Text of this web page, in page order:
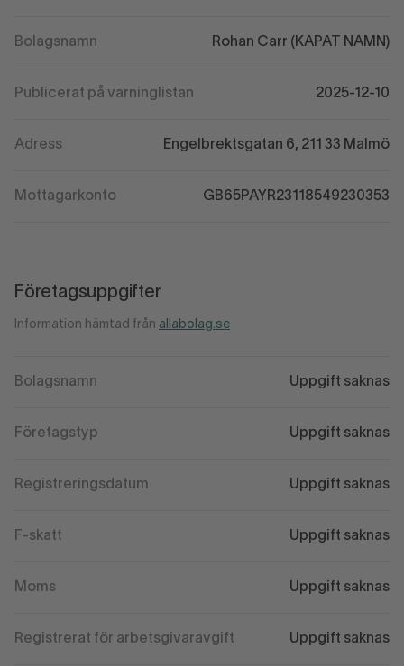
Bolagsnamn Rohan Carr (KAPAT NAMN)
Publicerat på varninglistan 2025-12-10
Adress Engelbrektsgatan 6, 211 33 Malmö
Mottagarkonto GB65PAYR23118549230353
Företagsuppgifter
Information hämtad från allabolag.se
Bolagsnamn Uppgift saknas
Företagstyp Uppgift saknas
Registreringsdatum Uppgift saknas
F-skatt Uppgift saknas
Moms Uppgift saknas
Registrerat för arbetsgivaravgift Uppgift saknas